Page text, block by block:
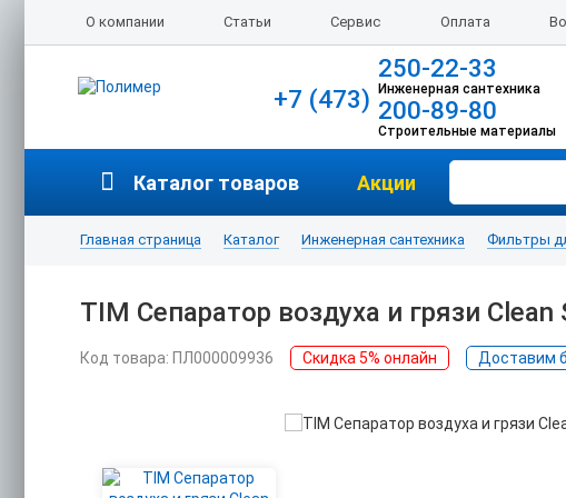
О компании Статьи Сервис Оплата
+7 (473)
250-22-33
Инженерная сантехника
200-89-80
Строительные материалы
Каталог товаров Акции
Главная страница Каталог Инженерная сантехника Фильтры
TIM Сепаратор воздуха и грязи
Код товара: ПЛ000009936 Скидка 5% онлайн Доставим